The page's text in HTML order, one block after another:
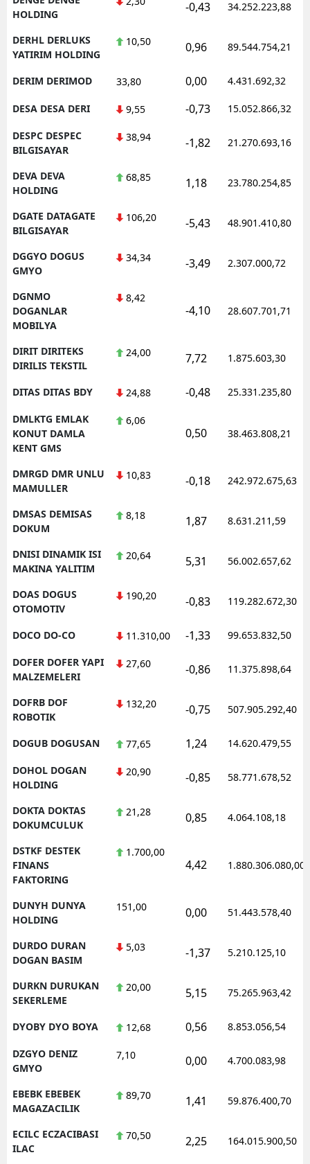
HOLDING
-0,43 34.252.223,88
DERHL DERLUKS
YATIRIM HOLDING
10,50 0,96 89.544.754,21
DERIM DERIMOD 33,80 0,00 4.431.692,32
DESA DESA DERI 9,55 -0,73 15.052.866,32
DESPC DESPEC
BILGISAYAR
38,94 -1,82 21.270.693,16
DEVA DEVA
HOLDING
68,85 1,18 23.780.254,85
DGATE DATAGATE
BILGISAYAR
106,20 -5,43 48.901.410,80
DGGYO DOGUS
GMYO
34,34 -3,49 2.307.000,72
DGNMO
DOGANLAR
MOBILYA
8,42
-4,10 28.607.701,71
DIRIT DIRITEKS
DIRILIS TEKSTIL
24,00 7,72 1.875.603,30
DITAS DITAS BDY 24,88 -0,48 25.331.235,80
DMLKTG EMLAK
KONUT DAMLA
KENT GMS
6,06
0,50 38.463.808,21
DMRGD DMR UNLU
MAMULLER
10,83 -0,18 242.972.675,63
DMSAS DEMISAS
DOKUM
8,18 1,87 8.631.211,59
DNISI DINAMIK ISI
MAKINA YALITIM
20,64 5,31 56.002.657,62
DOAS DOGUS
OTOMOTIV
190,20 -0,83 119.282.672,30
DOCO DO-CO 11.310,00 -1,33 99.653.832,50
DOFER DOFER YAPI
MALZEMELERI
27,60 -0,86 11.375.898,64
DOFRB DOF
ROBOTIK
132,20 -0,75 507.905.292,40
DOGUB DOGUSAN 77,65 1,24 14.620.479,55
DOHOL DOGAN
HOLDING
20,90 -0,85 58.771.678,52
DOKTA DOKTAS
DOKUMCULUK
21,28 0,85 4.064.108,18
DSTKF DESTEK
FINANS
FAKTORING
1.700,00
4,42 1.880.306.080,00
DUNYH DUNYA
HOLDING
151,00 0,00 51.443.578,40
DURDO DURAN
DOGAN BASIM
5,03 -1,37 5.210.125,10
DURKN DURUKAN
SEKERLEME
20,00 5,15 75.265.963,42
DYOBY DYO BOYA 12,68 0,56 8.853.056,54
DZGYO DENIZ
GMYO
7,10 0,00 4.700.083,98
EBEBK EBEBEK
MAGAZACILIK
89,70 1,41 59.876.400,70
ECILC ECZACIBASI
ILAC
70,50 2,25 164.015.900,50